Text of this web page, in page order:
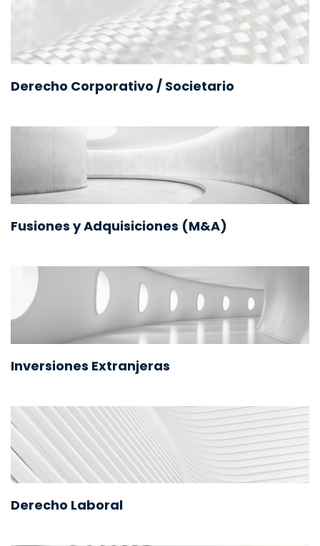
Derecho Corporativo / Societario
Fusiones y Adquisiciones (M&A)
Inversiones Extranjeras
Derecho Laboral